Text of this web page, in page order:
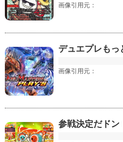
画像引用元：
デュエプレもっ
画像引用元：
参戦決定だドン